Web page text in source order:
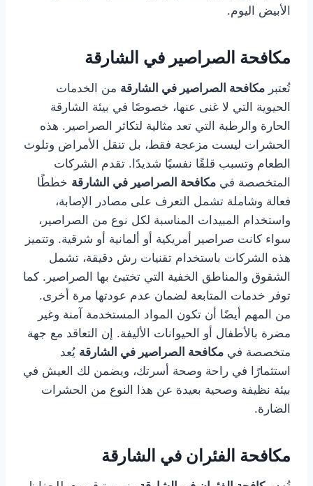
الأبيض اليوم.
مكافحة الصراصير في الشارقة
تُعتبر مكافحة الصراصير في الشارقة من الخدمات
الحيوية التي لا غنى عنها، خصوصًا في بيئة الشارقة
الحارة والرطبة التي تعد مثالية لتكاثر الصراصير. هذه
الحشرات ليست مزعجة فقط، بل تنقل الأمراض وتلوث
الطعام وتسبب قلقًا نفسيًا شديدًا. تقدم الشركات
المتخصصة في مكافحة الصراصير في الشارقة خططًا
فعالة وشاملة تشمل التعرف على مصادر الإصابة،
واستخدام المبيدات المناسبة لكل نوع من الصراصير،
سواء كانت صراصير أمريكية أو ألمانية أو شرقية. وتتميز
هذه الشركات باستخدام تقنيات رش دقيقة، تشمل
الشقوق والمناطق الخفية التي تختبئ بها الصراصير. كما
توفر خدمات المتابعة لضمان عدم عودتها مرة أخرى.
من المهم أيضًا أن تكون المواد المستخدمة آمنة وغير
مضرة بالأطفال أو الحيوانات الأليفة. إن التعاقد مع جهة
متخصصة في مكافحة الصراصير في الشارقة يُعد
استثمارًا في راحة وصحة أسرتك، ويضمن لك العيش في
بيئة نظيفة وصحية بعيدة عن هذا النوع من الحشرات
الضارة.
مكافحة الفئران في الشارقة